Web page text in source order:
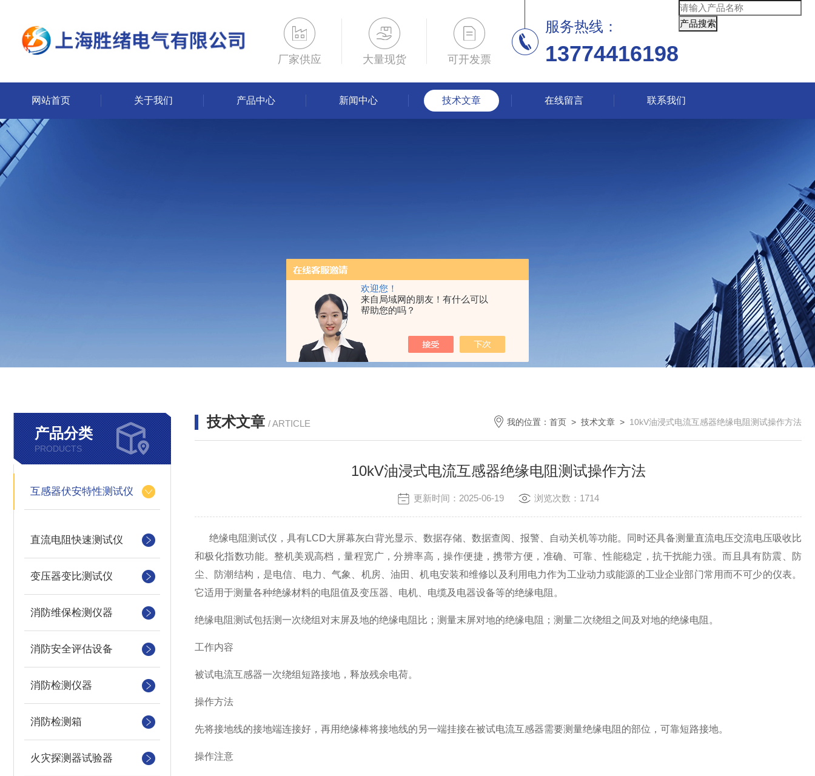
欢迎您！
来自局域网的朋友！有什么可以
帮助您的吗？
厂家供应 大量现货 可开发票
服务热线：
13774416198
网站首页 关于我们 产品中心 新闻中心 技术文章 在线留言 联系我们
产品分类
PRODUCTS
互感器伏安特性测试仪
直流电阻快速测试仪
变压器变比测试仪
消防维保检测仪器
消防安全评估设备
消防检测仪器
消防检测箱
火灾探测器试验器
技术文章 / ARTICLE 我的位置： 首页 > 技术文章 > 10kV油浸式电流互感器绝缘电阻测试操作方法
10kV油浸式电流互感器绝缘电阻测试操作方法
更新时间：2025-06-19 浏览次数：1714
绝缘电阻测试仪，具有LCD大屏幕灰白背光显示、数据存储、数据查阅、报警、自动关机等功能。同时还具备测量直流电压交流电压吸收比
和极化指数功能。整机美观高档，量程宽广，分辨率高，操作便捷，携带方便，准确、可靠、性能稳定，抗干扰能力强。而且具有防震、防
尘、防潮结构，是电信、电力、气象、机房、油田、机电安装和维修以及利用电力作为工业动力或能源的工业企业部门常用而不可少的仪表。
它适用于测量各种绝缘材料的电阻值及变压器、电机、电缆及电器设备等的绝缘电阻。
绝缘电阻测试包括测一次绕组对末屏及地的绝缘电阻比；测量末屏对地的绝缘电阻；测量二次绕组之间及对地的绝缘电阻。
工作内容
被试电流互感器一次绕组短路接地，释放残余电荷。
操作方法
先将接地线的接地端连接好，再用绝缘棒将接地线的另一端挂接在被试电流互感器需要测量绝缘电阻的部位，可靠短路接地。
操作注意